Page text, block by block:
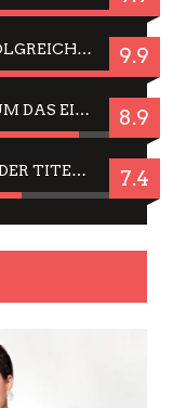
JELLYFISH HAMBURG: DAS ERFOLGREICHE SOMMER-MENÜ 2025 IN GEFÜHLEN UND BILDERN 9.9
CÉSAR FÜR JIM CARREY? WARUM DAS EINER DER NERVIGSTEN ACTORS IST UND BLEIBT 8.9
JING JING: IN-THAI RÄUMT WIEDER TITEL AB – EIN ZWEI-STUNDEN-ERLEBNISBERICHT 7.4